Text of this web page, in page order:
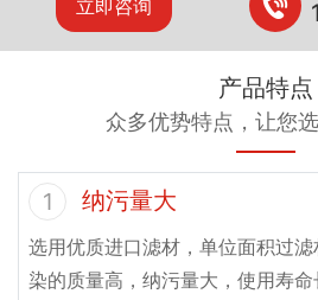
立即咨询
产品特点
众多优势特点，让您
1 纳污量大
选用优质进口滤材，单位面积过
染的质量高，纳污量大，使用寿命